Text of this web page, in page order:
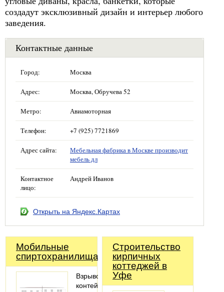
создадут эксклюзивный дизайн и интерьер любого
заведения.
Контактные данные
Город: Москва
Адрес: Москва, Обручева 52
Метро: Авиамоторная
Телефон: +7 (925) 7721869
Адрес сайта:
Мебельная фабрика в Москве производит
мебель дл
Контактное
лицо:
Андрей Иванов
Открыть на Яндекс.Картах
Мобильные
спиртохранилища
Взрывозащищенные
контейнеры
Строительство
кирпичных
коттеджей в
Уфе